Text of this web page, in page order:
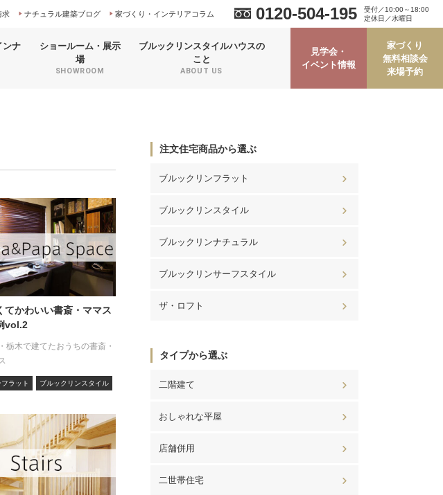
ンナ
ショールーム・展示
場
SHOWROOM
ブルックリンスタイルハウスの
こと
ABOUT US
求 ナチュラル建築ブログ 家づくり・インテリアコラム
見学会・
イベント情報
家づくり
無料相談会
来場予約
0120-504-195
受付／10:00～18:00
定休日／水曜日
てかわいい書斎・ママス
vol.2
栃木で建てたおうちの書斎・
ラット ブルックリンスタイル
注文住宅商品から選ぶ
ブルックリンフラット
ブルックリンスタイル
ブルックリンナチュラル
ブルックリンサーフスタイル
ザ・ロフト
タイプから選ぶ
二階建て
おしゃれな平屋
店舗併用
二世帯住宅